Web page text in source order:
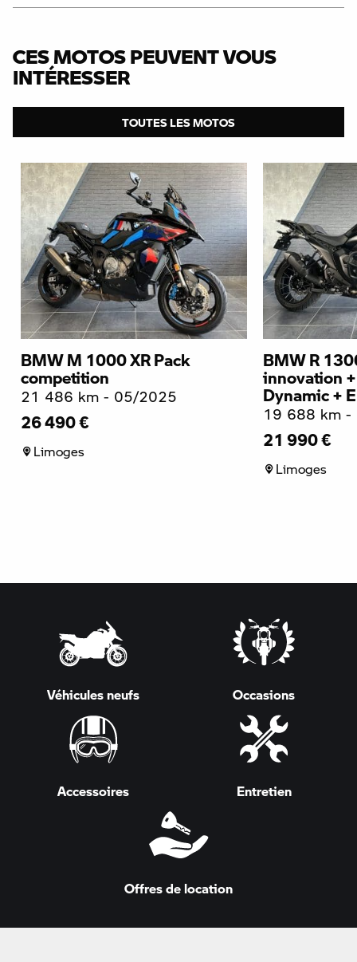
CES MOTOS PEUVENT VOUS
INTÉRESSER
TOUTES LES MOTOS
BMW M 1000 XR Pack
competition
21 486 km - 05/2025
26 490 €
Limoges
BMW R
innovation
Dynamic +
19 688 km
21 990 €
Limoges
Véhicules neufs Occasions
Accessoires Entretien
Offres de location